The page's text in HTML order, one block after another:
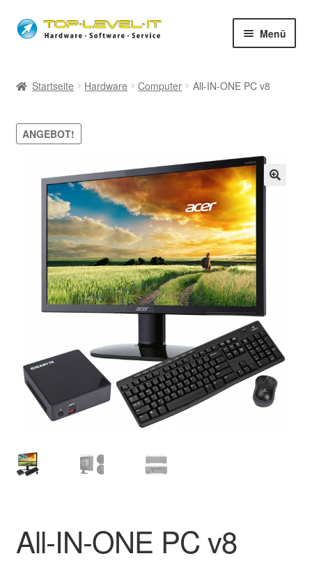
Zur
Navigation
Zum
Inhalt
Menü
News
Fernwartung
Öffnungszeiten
Impressum
Startseite Hardware Computer All-IN-ONE PC v8
ANGEBOT!
All-IN-ONE PC v8